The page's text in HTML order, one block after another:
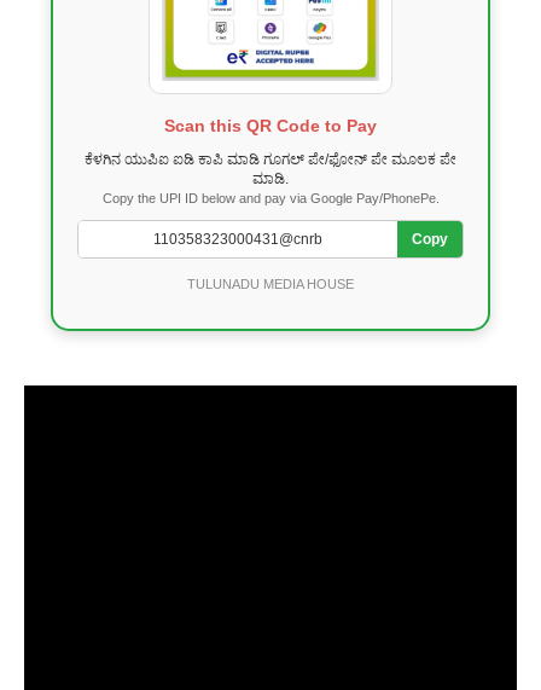
Scan this QR Code to Pay
ಕೆಳಗಿನ ಯುಪಿಐ ಐಡಿ ಕಾಪಿ ಮಾಡಿ ಗೂಗಲ್ ಪೇ/ಫೋನ್ ಪೇ ಮೂಲಕ ಪೇ
ಮಾಡಿ.
Copy the UPI ID below and pay via Google Pay/PhonePe.
Copy
TULUNADU MEDIA HOUSE